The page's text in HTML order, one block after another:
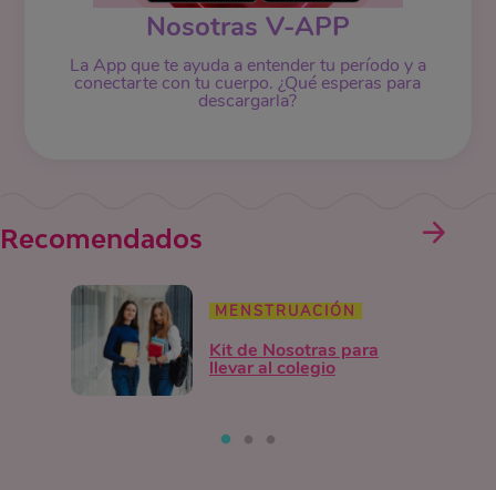
Nosotras V-APP
La App que te ayuda a entender tu período y a
conectarte con tu cuerpo. ¿Qué esperas para
descargarla?
Recomendados
MENSTRUACIÓN
Kit de Nosotras para
llevar al colegio